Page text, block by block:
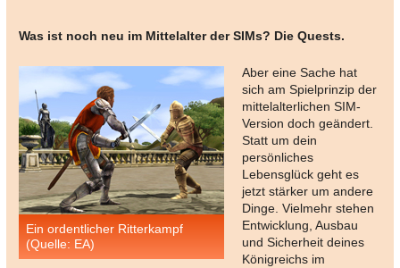
Was ist noch neu im Mittelalter der SIMs? Die Quests.
Ein ordentlicher Ritterkampf
(Quelle: EA)
Aber eine Sache hat
sich am Spielprinzip der
mittelalterlichen SIM-
Version doch geändert.
Statt um dein
persönliches
Lebensglück geht es
jetzt stärker um andere
Dinge. Vielmehr stehen
Entwicklung, Ausbau
und Sicherheit deines
Königreichs im